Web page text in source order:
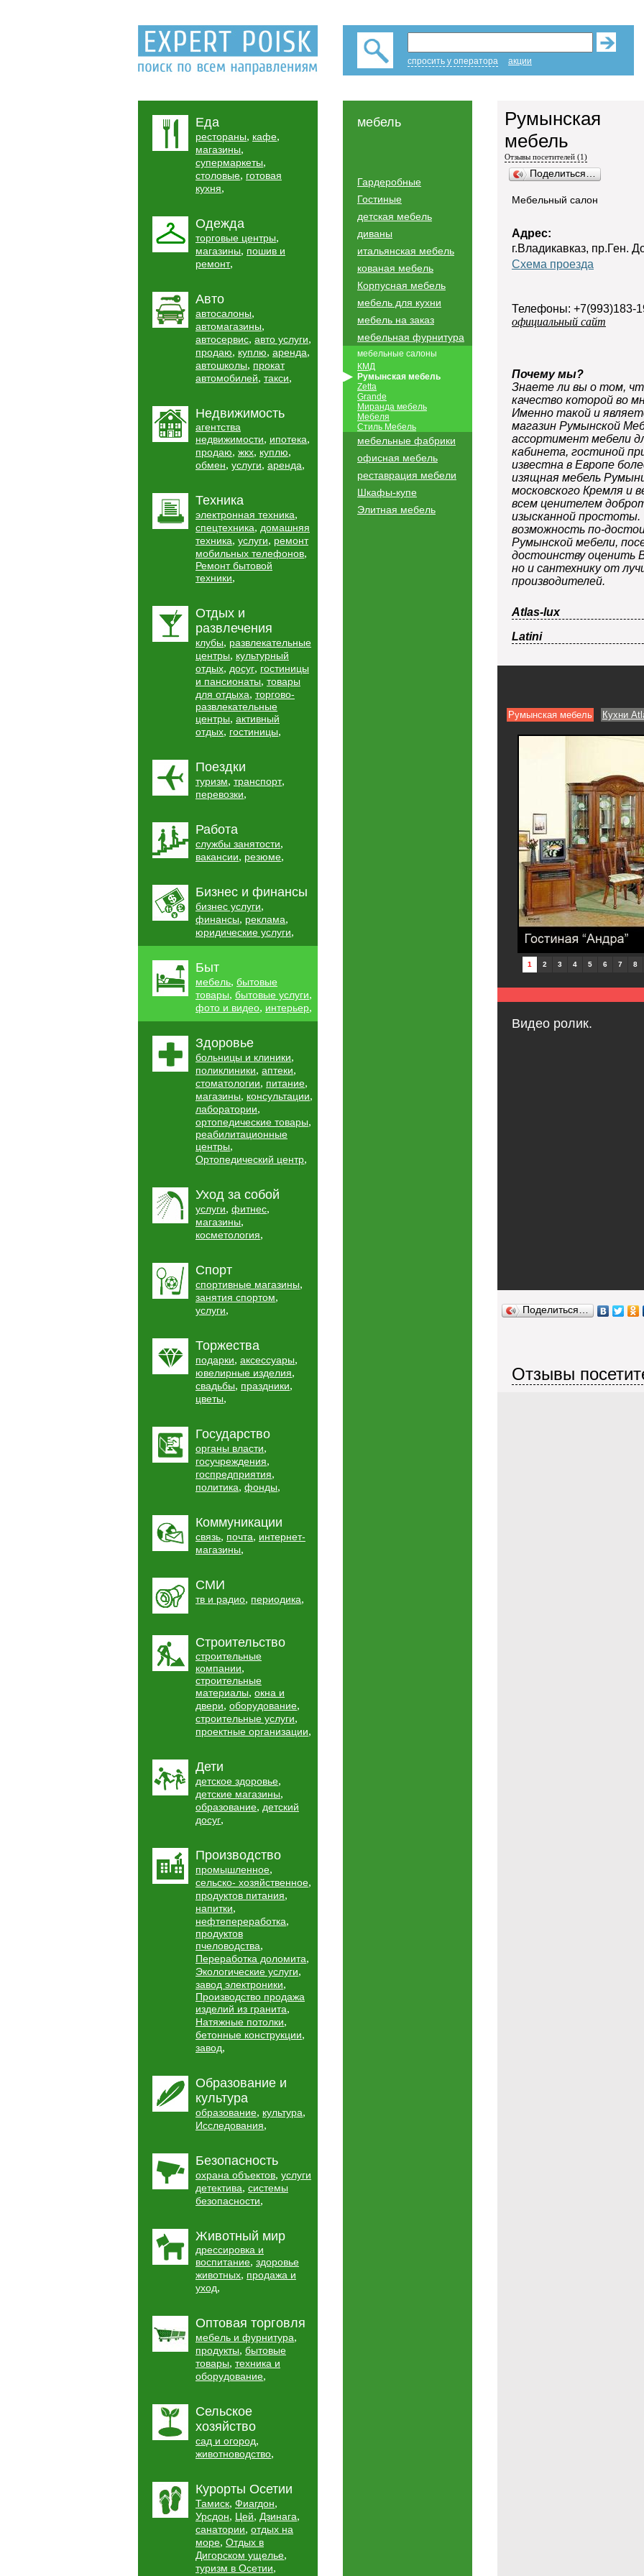
спросить у оператора акции
Еда
рестораны, кафе,
магазины,
супермаркеты,
столовые, готовая
кухня,
Одежда
торговые центры,
магазины, пошив и
ремонт,
Авто
автосалоны,
автомагазины,
автосервис, авто услуги,
продаю, куплю, аренда,
автошколы, прокат
автомобилей, такси,
Недвижимость
агентства
недвижимости, ипотека,
продаю, жкх, куплю,
обмен, услуги, аренда,
Техника
электронная техника,
спецтехника, домашняя
техника, услуги, ремонт
мобильных телефонов,
Ремонт бытовой
техники,
Отдых и
развлечения
клубы, развлекательные
центры, культурный
отдых, досуг, гостиницы
и пансионаты, товары
для отдыха, торгово-
развлекательные
центры, активный
отдых, гостиницы,
Поездки
туризм, транспорт,
перевозки,
Работа
службы занятости,
вакансии, резюме,
Бизнес и финансы
бизнес услуги,
финансы, реклама,
юридические услуги,
Быт
мебель, бытовые
товары, бытовые услуги,
фото и видео, интерьер,
Здоровье
больницы и клиники,
поликлиники, аптеки,
стоматологии, питание,
магазины, консультации,
лаборатории,
ортопедические товары,
реабилитационные
центры,
Ортопедический центр,
Уход за собой
услуги, фитнес,
магазины,
косметология,
Спорт
спортивные магазины,
занятия спортом,
услуги,
Торжества
подарки, аксессуары,
ювелирные изделия,
свадьбы, праздники,
цветы,
Государство
органы власти,
госучреждения,
госпредприятия,
политика, фонды,
Коммуникации
связь, почта, интернет-
магазины,
СМИ
тв и радио, периодика,
Строительство
строительные
компании,
строительные
материалы, окна и
двери, оборудование,
строительные услуги,
проектные организации,
Дети
детское здоровье,
детские магазины,
образование, детский
досуг,
Производство
промышленное,
сельско- хозяйственное,
продуктов питания,
напитки,
нефтепереработка,
продуктов
пчеловодства,
Переработка доломита,
Экологические услуги,
завод электроники,
Производство продажа
изделий из гранита,
Натяжные потолки,
бетонные конструкции,
завод,
Образование и
культура
образование, культура,
Исследования,
Безопасность
охрана объектов, услуги
детектива, системы
безопасности,
Животный мир
дрессировка и
воспитание, здоровье
животных, продажа и
уход,
Оптовая торговля
мебель и фурнитура,
продукты, бытовые
товары, техника и
оборудование,
Сельское
хозяйство
сад и огород,
животноводство,
Курорты Осетии
Тамиск, Фиагдон,
Урсдон, Цей, Дзинага,
санатории, отдых на
море, Отдых в
Дигорском ущелье,
туризм в Осетии,
мебель
Гардеробные
Гостиные
детская мебель
диваны
итальянская мебель
кованая мебель
Корпусная мебель
мебель для кухни
мебель на заказ
мебельная фурнитура
мебельные салоны
КМД
Румынская мебель
Zetta
Grande
Миранда мебель
Мебеля
Стиль Мебель
мебельные фабрики
офисная мебель
реставрация мебели
Шкафы-купе
Элитная мебель
Румынская
мебель
Отзывы посетителей (1)
Поделиться…
Мебельный салон
Адрес:
г.Владикавказ, пр.Ген.
Схема проезда
Телефоны: +7(993)183-
официальный сайт
Почему мы?
Знаете ли вы о том,
качество которой во
Именно такой и
магазин Румынской
ассортимент мебели
кабинета, гостиной
известна в Европе
изящная мебель
московского Кремля и
всем ценителем
изысканной простоты.
возможность по-
Румынской мебели,
достоинству оценить
но и сантехнику от
производителей.
Atlas-lux
Latini
Румынская мебель Кухни
1 2 3 4 5 6 7 8
Видео ролик.
Поделиться…
Отзывы